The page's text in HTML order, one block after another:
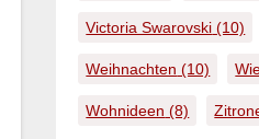
Victoria Swarovski (10)
Weihnachten (10)
Wohnideen (8)